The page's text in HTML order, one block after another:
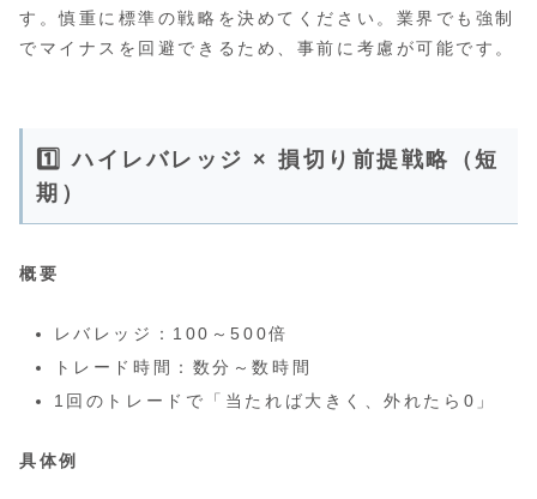
す。慎重に標準の戦略を決めてください。業界でも強制
でマイナスを回避できるため、事前に考慮が可能です。
1️⃣ ハイレバレッジ × 損切り前提戦略（短
期）
概要
レバレッジ：100～500倍
トレード時間：数分～数時間
1回のトレードで「当たれば大きく、外れたら0」
具体例